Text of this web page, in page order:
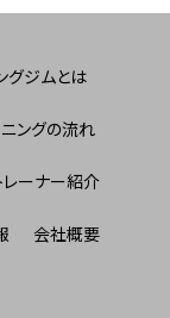
グジムとは
ングの流れ
レーナー紹介
会社概要